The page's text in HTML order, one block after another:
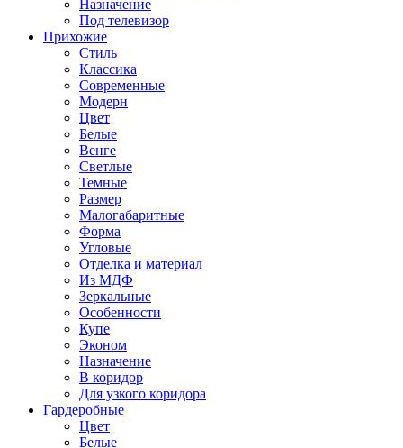
Назначение
Под телевизор
Прихожие
Стиль
Классика
Современные
Модерн
Цвет
Белые
Венге
Светлые
Темные
Размер
Малогабаритные
Форма
Угловые
Отделка и материал
Из МДФ
Зеркальные
Особенности
Купе
Эконом
Назначение
В коридор
Для узкого коридора
Гардеробные
Цвет
Белые